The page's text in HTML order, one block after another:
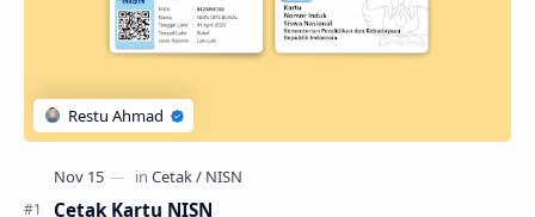
Cetak Kartu NISN